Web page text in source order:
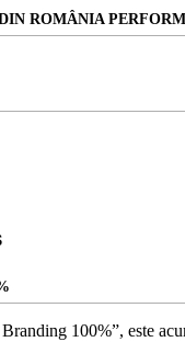
ROMÂNIA
100%”, este